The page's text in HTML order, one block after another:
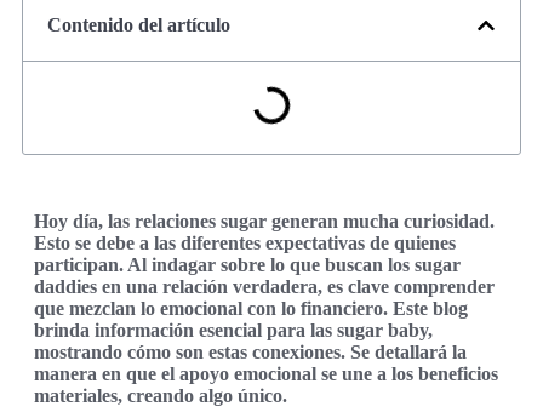
Contenido del artículo
Hoy día, las relaciones sugar generan mucha curiosidad.
Esto se debe a las diferentes expectativas de quienes
participan. Al indagar sobre lo que buscan los sugar
daddies en una relación verdadera, es clave comprender
que mezclan lo emocional con lo financiero. Este blog
brinda información esencial para las sugar baby,
mostrando cómo son estas conexiones. Se detallará la
manera en que el apoyo emocional se une a los beneficios
materiales, creando algo único.